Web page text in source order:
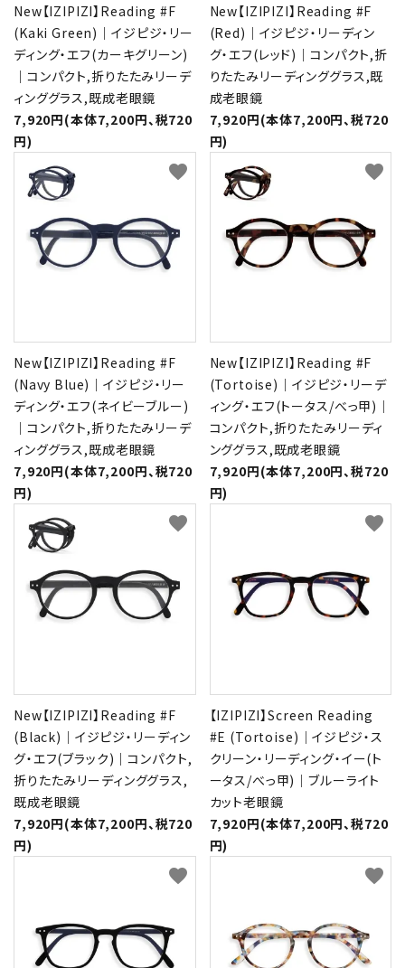
New【IZIPIZI】Reading #F
(Kaki Green)｜イジピジ・リー
ディング・エフ(カーキグリーン)
｜コンパクト,折りたたみリーデ
ィンググラス,既成老眼鏡
7,920円(本体7,200円、税720
円)
New【IZIPIZI】Reading #F
(Red)｜イジピジ・リーディン
グ・エフ(レッド)｜コンパクト,折
りたたみリーディンググラス,既
成老眼鏡
7,920円(本体7,200円、税720
円)
New【IZIPIZI】Reading #F
(Navy Blue)｜イジピジ・リー
ディング・エフ(ネイビーブルー)
｜コンパクト,折りたたみリーデ
ィンググラス,既成老眼鏡
7,920円(本体7,200円、税720
円)
favorite
New【IZIPIZI】Reading #F
(Tortoise)｜イジピジ・リーデ
ィング・エフ(トータス/べっ甲)｜
コンパクト,折りたたみリーディ
ンググラス,既成老眼鏡
7,920円(本体7,200円、税720
円)
favorite
New【IZIPIZI】Reading #F
(Black)｜イジピジ・リーディン
グ・エフ(ブラック)｜コンパクト,
折りたたみリーディンググラス,
既成老眼鏡
7,920円(本体7,200円、税720
円)
favorite
【IZIPIZI】Screen Reading
#E (Tortoise)｜イジピジ・ス
クリーン・リーディング・イー(ト
ータス/べっ甲)｜ブルーライト
カット老眼鏡
7,920円(本体7,200円、税720
円)
favorite
favorite favorite